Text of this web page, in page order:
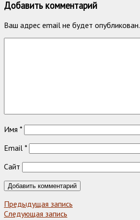
Добавить комментарий
Ваш адрес email не будет опубликован.
Имя *
Email *
Сайт
Предыдущая запись
Следующая запись